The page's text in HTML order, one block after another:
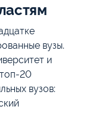
вузы.
и
20
вузов: